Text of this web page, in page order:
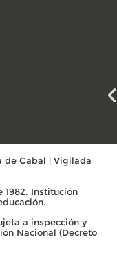
de Cabal | Vigilada
1982. Institución
a inspección y
Nacional (Decreto